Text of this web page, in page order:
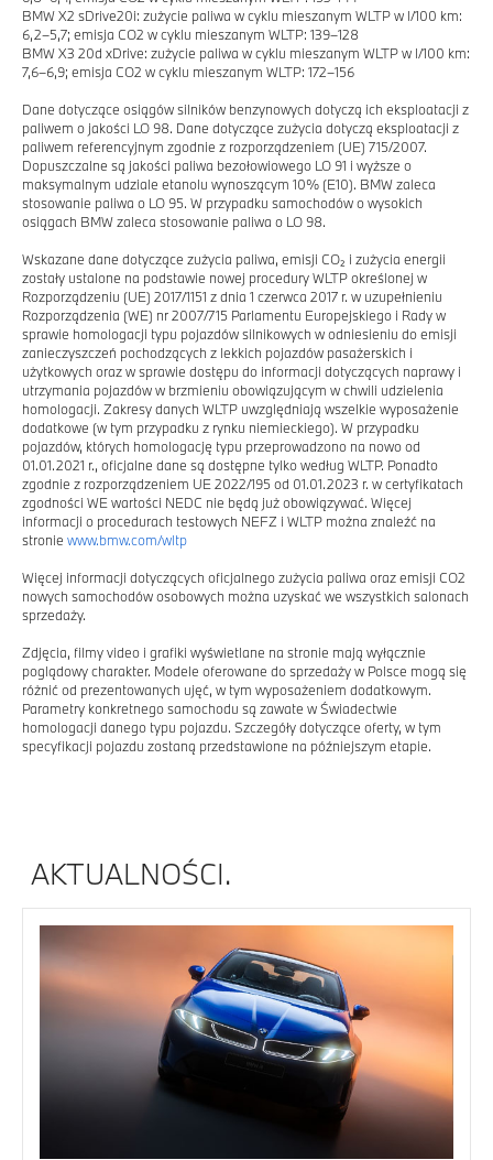
BMW X2 sDrive20i: zużycie paliwa w cyklu mieszanym WLTP w l/100 km:
6,2–5,7; emisja CO2 w cyklu mieszanym WLTP: 139–128
BMW X3 20d xDrive: zużycie paliwa w cyklu mieszanym WLTP w l/100 km:
7,6–6,9; emisja CO2 w cyklu mieszanym WLTP: 172–156
Dane dotyczące osiągów silników benzynowych dotyczą ich eksploatacji z
paliwem o jakości LO 98. Dane dotyczące zużycia dotyczą eksploatacji z
paliwem referencyjnym zgodnie z rozporządzeniem (UE) 715/2007.
Dopuszczalne są jakości paliwa bezołowiowego LO 91 i wyższe o
maksymalnym udziale etanolu wynoszącym 10% (E10). BMW zaleca
stosowanie paliwa o LO 95. W przypadku samochodów o wysokich
osiągach BMW zaleca stosowanie paliwa o LO 98.
Wskazane dane dotyczące zużycia paliwa, emisji CO₂ i zużycia energii
zostały ustalone na podstawie nowej procedury WLTP określonej w
Rozporządzeniu (UE) 2017/1151 z dnia 1 czerwca 2017 r. w uzupełnieniu
Rozporządzenia (WE) nr 2007/715 Parlamentu Europejskiego i Rady w
sprawie homologacji typu pojazdów silnikowych w odniesieniu do emisji
zanieczyszczeń pochodzących z lekkich pojazdów pasażerskich i
użytkowych oraz w sprawie dostępu do informacji dotyczących naprawy i
utrzymania pojazdów w brzmieniu obowiązującym w chwili udzielenia
homologacji. Zakresy danych WLTP uwzględniają wszelkie wyposażenie
dodatkowe (w tym przypadku z rynku niemieckiego). W przypadku
pojazdów, których homologację typu przeprowadzono na nowo od
01.01.2021 r., oficjalne dane są dostępne tylko według WLTP. Ponadto
zgodnie z rozporządzeniem UE 2022/195 od 01.01.2023 r. w certyfikatach
zgodności WE wartości NEDC nie będą już obowiązywać. Więcej
informacji o procedurach testowych NEFZ i WLTP można znaleźć na
stronie www.bmw.com/wltp
Więcej informacji dotyczących oficjalnego zużycia paliwa oraz emisji CO2
nowych samochodów osobowych można uzyskać we wszystkich salonach
sprzedaży.
Zdjęcia, filmy video i grafiki wyświetlane na stronie mają wyłącznie
poglądowy charakter. Modele oferowane do sprzedaży w Polsce mogą się
różnić od prezentowanych ujęć, w tym wyposażeniem dodatkowym.
Parametry konkretnego samochodu są zawate w Świadectwie
homologacji danego typu pojazdu. Szczegóły dotyczące oferty, w tym
specyfikacji pojazdu zostaną przedstawione na późniejszym etapie.
AKTUALNOŚCI.